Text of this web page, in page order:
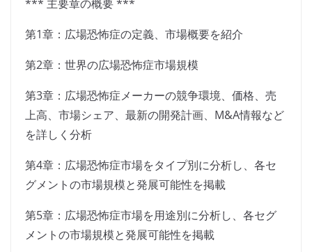
*** 主要章の概要 ***
第1章：広場恐怖症の定義、市場概要を紹介
第2章：世界の広場恐怖症市場規模
第3章：広場恐怖症メーカーの競争環境、価格、売
上高、市場シェア、最新の開発計画、M&A情報など
を詳しく分析
第4章：広場恐怖症市場をタイプ別に分析し、各セ
グメントの市場規模と発展可能性を掲載
第5章：広場恐怖症市場を用途別に分析し、各セグ
メントの市場規模と発展可能性を掲載